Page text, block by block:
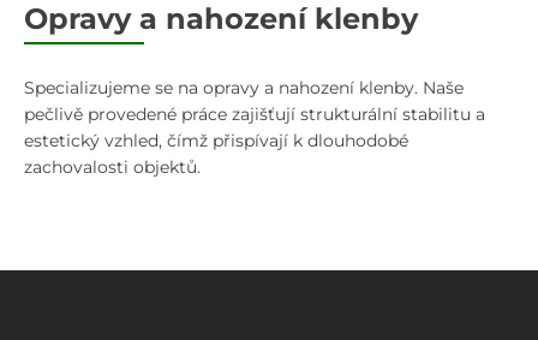
Opravy a nahození klenby
Specializujeme se na opravy a nahození klenby. Naše
pečlivě provedené práce zajišťují strukturální stabilitu a
estetický vzhled, čímž přispívají k dlouhodobé
zachovalosti objektů.